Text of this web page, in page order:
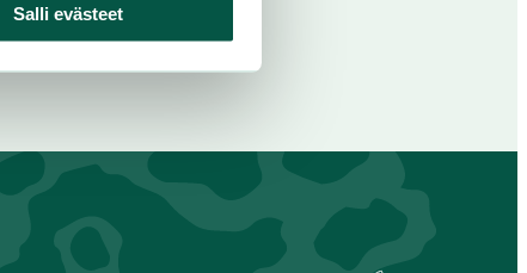
Salli evästeet